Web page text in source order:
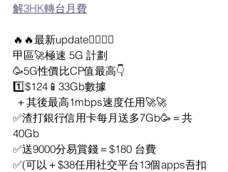
解3HK轉台月費
🔥🔥最新update👇🏻👇🏻
甲區🚀極速 5G 計劃
🥳5G性價比CP值最高👇
1️⃣$124📱33Gb數據
＋其後最高1mbps速度任用🚀🚀
✅渣打銀行信用卡每月送多7Gb🥳＝共
40Gb
✅送9000分易賞錢＝$180 台費
✅(可以＋$38任用社交平台13個apps吾扣